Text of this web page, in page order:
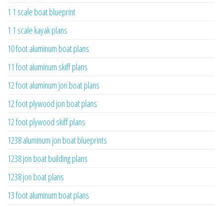
1 1 scale boat blueprint
1 1 scale kayak plans
10 foot aluminum boat plans
11 foot aluminum skiff plans
12 foot aluminum jon boat plans
12 foot plywood jon boat plans
12 foot plywood skiff plans
1238 aluminum jon boat blueprints
1238 jon boat building plans
1238 jon boat plans
13 foot aluminum boat plans